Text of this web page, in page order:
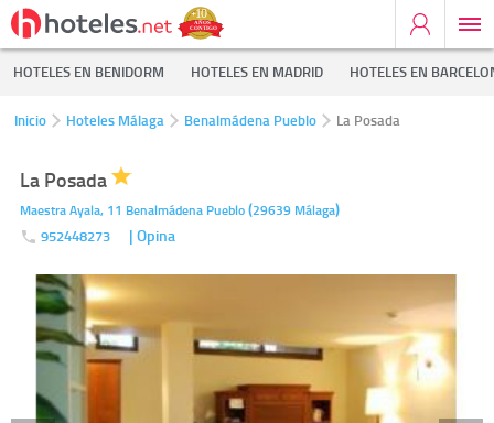
HOTELES EN BENIDORM HOTELES EN MADRID HOTELES EN
Inicio Hoteles Málaga Benalmádena Pueblo La Posada
La Posada
Maestra Ayala, 11 Benalmádena Pueblo(29639 Málaga)
952448273 | Opina